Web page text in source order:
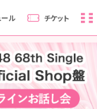
ール チケット